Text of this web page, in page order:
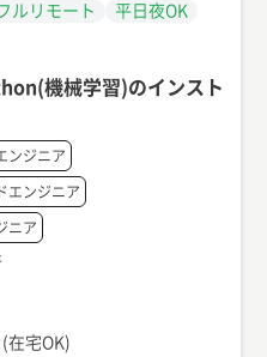
ルリモート
平日夜OK
機械学習)のインスト
ンジニア
エンジニア
ニア
在宅OK)